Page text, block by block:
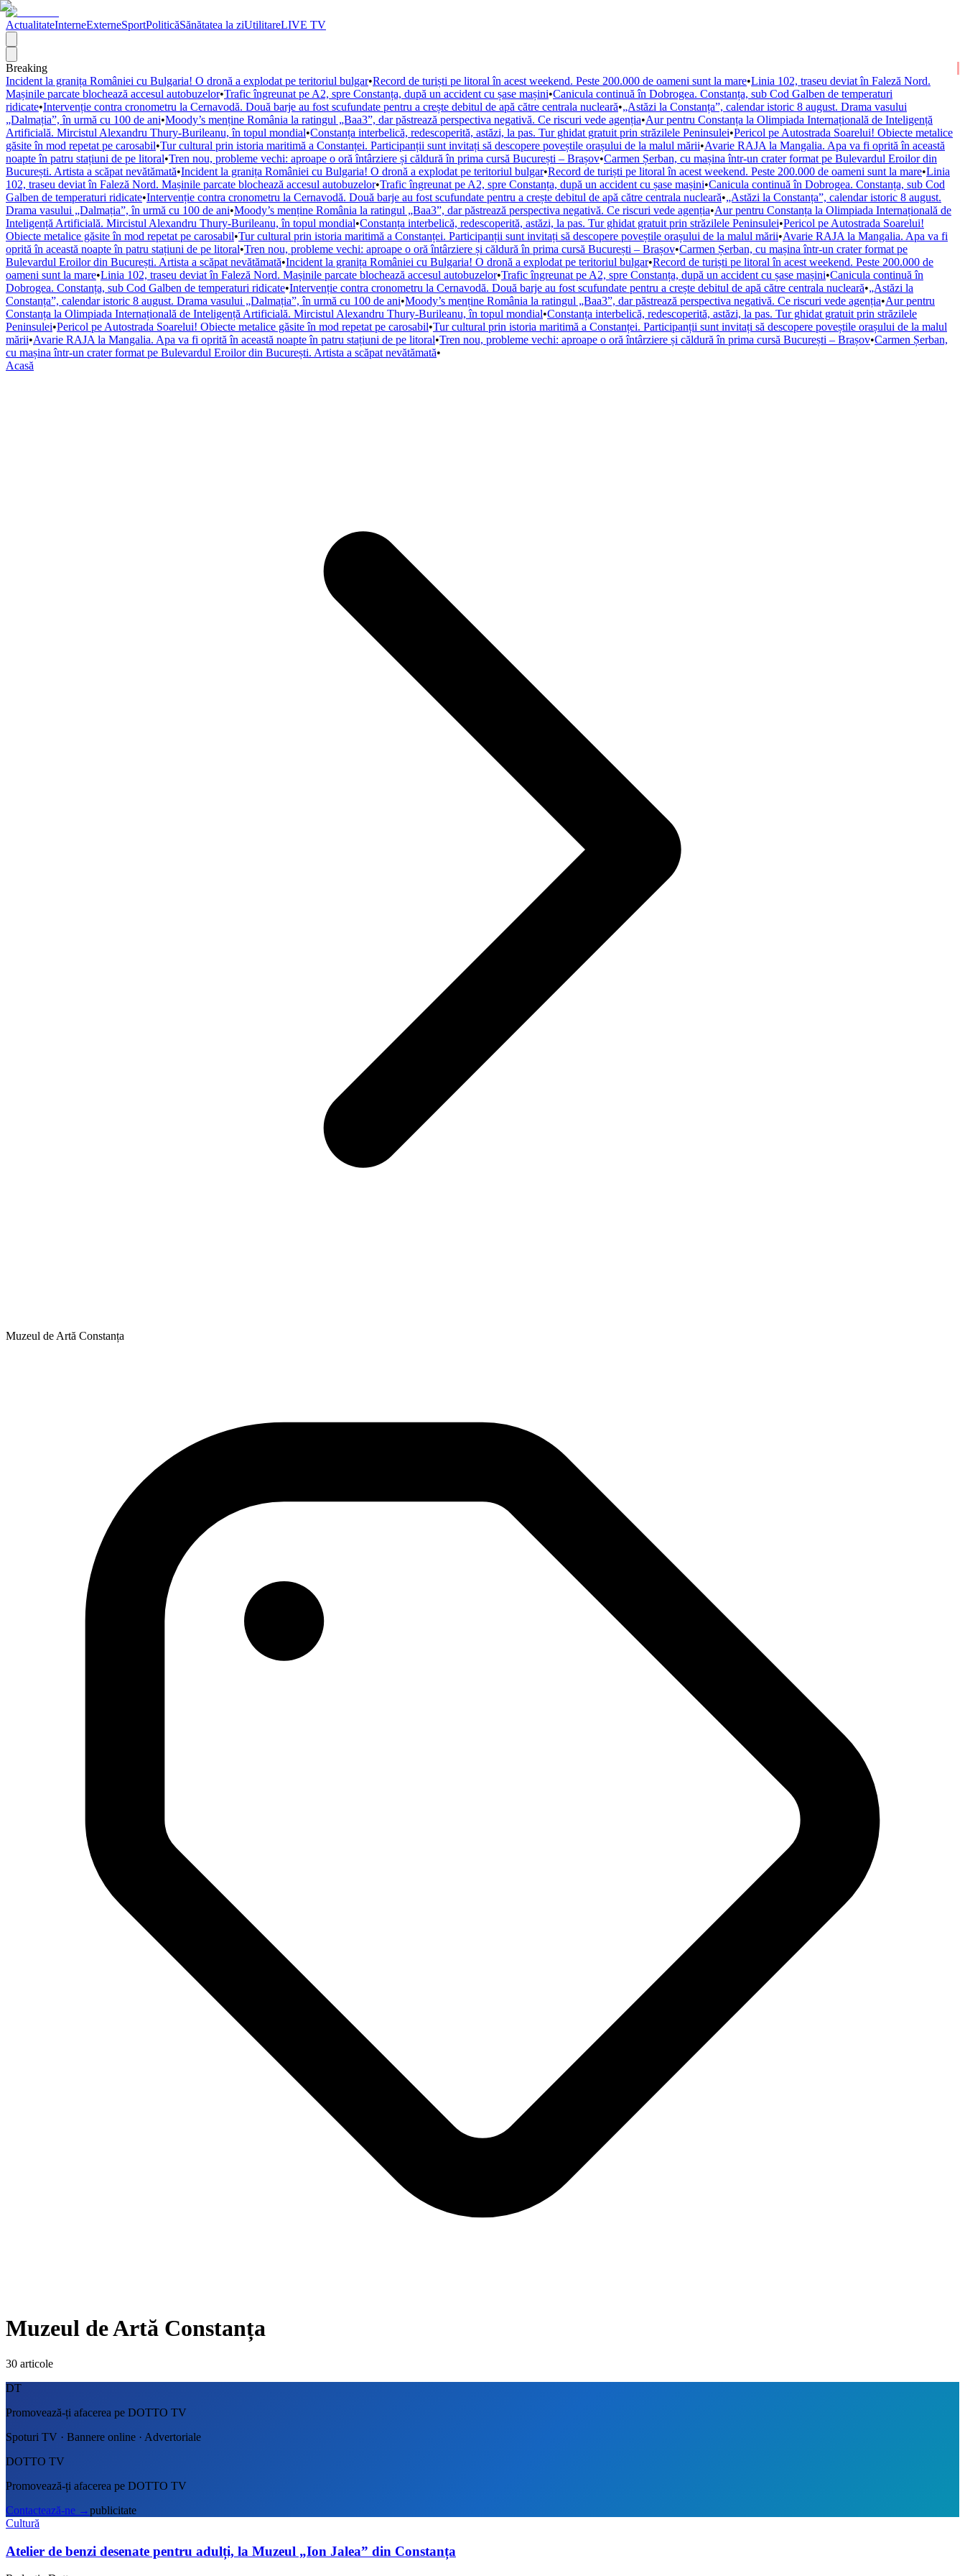
ActualitateInterneExterneSportPoliticăSănătatea la ziUtilitareLIVE TV
Breaking
Incident la granița României cu Bulgaria! O dronă a explodat pe teritoriul bulgar•Record de turiști pe litoral în acest weekend. Peste 200.000 de oameni sunt la mare•Linia 102, traseu deviat în Faleză Nord.
Mașinile parcate blochează accesul autobuzelor•Trafic îngreunat pe A2, spre Constanța, după un accident cu șase mașini•Canicula continuă în Dobrogea. Constanța, sub Cod Galben de temperaturi
ridicate•Intervenție contra cronometru la Cernavodă. Două barje au fost scufundate pentru a crește debitul de apă către centrala nucleară•„Astăzi la Constanța”, calendar istoric 8 august. Drama vasului
„Dalmația”, în urmă cu 100 de ani•Moody’s menține România la ratingul „Baa3”, dar păstrează perspectiva negativă. Ce riscuri vede agenția•Aur pentru Constanța la Olimpiada Internațională de Inteligență
Artificială. Mircistul Alexandru Thury-Burileanu, în topul mondial•Constanța interbelică, redescoperită, astăzi, la pas. Tur ghidat gratuit prin străzilele Peninsulei•Pericol pe Autostrada Soarelui! Obiecte metalice
găsite în mod repetat pe carosabil•Tur cultural prin istoria maritimă a Constanței. Participanții sunt invitați să descopere poveștile orașului de la malul mării•Avarie RAJA la Mangalia. Apa va fi oprită în această
noapte în patru stațiuni de pe litoral•Tren nou, probleme vechi: aproape o oră întârziere și căldură în prima cursă București – Brașov•Carmen Șerban, cu mașina într-un crater format pe Bulevardul Eroilor din
București. Artista a scăpat nevătămată•Incident la granița României cu Bulgaria! O dronă a explodat pe teritoriul bulgar•Record de turiști pe litoral în acest weekend. Peste 200.000 de oameni sunt la mare•Linia
102, traseu deviat în Faleză Nord. Mașinile parcate blochează accesul autobuzelor•Trafic îngreunat pe A2, spre Constanța, după un accident cu șase mașini•Canicula continuă în Dobrogea. Constanța, sub Cod
Galben de temperaturi ridicate•Intervenție contra cronometru la Cernavodă. Două barje au fost scufundate pentru a crește debitul de apă către centrala nucleară•„Astăzi la Constanța”, calendar istoric 8 august.
Drama vasului „Dalmația”, în urmă cu 100 de ani•Moody’s menține România la ratingul „Baa3”, dar păstrează perspectiva negativă. Ce riscuri vede agenția•Aur pentru Constanța la Olimpiada Internațională de
Inteligență Artificială. Mircistul Alexandru Thury-Burileanu, în topul mondial•Constanța interbelică, redescoperită, astăzi, la pas. Tur ghidat gratuit prin străzilele Peninsulei•Pericol pe Autostrada Soarelui!
Obiecte metalice găsite în mod repetat pe carosabil•Tur cultural prin istoria maritimă a Constanței. Participanții sunt invitați să descopere poveștile orașului de la malul mării•Avarie RAJA la Mangalia. Apa va fi
oprită în această noapte în patru stațiuni de pe litoral•Tren nou, probleme vechi: aproape o oră întârziere și căldură în prima cursă București – Brașov•Carmen Șerban, cu mașina într-un crater format pe
Bulevardul Eroilor din București. Artista a scăpat nevătămată•Incident la granița României cu Bulgaria! O dronă a explodat pe teritoriul bulgar•Record de turiști pe litoral în acest weekend. Peste 200.000 de
oameni sunt la mare•Linia 102, traseu deviat în Faleză Nord. Mașinile parcate blochează accesul autobuzelor•Trafic îngreunat pe A2, spre Constanța, după un accident cu șase mașini•Canicula continuă în
Dobrogea. Constanța, sub Cod Galben de temperaturi ridicate•Intervenție contra cronometru la Cernavodă. Două barje au fost scufundate pentru a crește debitul de apă către centrala nucleară•„Astăzi la
Constanța”, calendar istoric 8 august. Drama vasului „Dalmația”, în urmă cu 100 de ani•Moody’s menține România la ratingul „Baa3”, dar păstrează perspectiva negativă. Ce riscuri vede agenția•Aur pentru
Constanța la Olimpiada Internațională de Inteligență Artificială. Mircistul Alexandru Thury-Burileanu, în topul mondial•Constanța interbelică, redescoperită, astăzi, la pas. Tur ghidat gratuit prin străzilele
Peninsulei•Pericol pe Autostrada Soarelui! Obiecte metalice găsite în mod repetat pe carosabil•Tur cultural prin istoria maritimă a Constanței. Participanții sunt invitați să descopere poveștile orașului de la malul
mării•Avarie RAJA la Mangalia. Apa va fi oprită în această noapte în patru stațiuni de pe litoral•Tren nou, probleme vechi: aproape o oră întârziere și căldură în prima cursă București – Brașov•Carmen Șerban,
cu mașina într-un crater format pe Bulevardul Eroilor din București. Artista a scăpat nevătămată•
Acasă
Muzeul de Artă Constanța
Muzeul de Artă Constanța
30 articole
DT
Promovează-ți afacerea pe DOTTO TV
Spoturi TV · Bannere online · Advertoriale
DOTTO TV
Promovează-ți afacerea pe DOTTO TV
Contactează-ne →publicitate
Cultură
Atelier de benzi desenate pentru adulți, la Muzeul „Ion Jalea” din Constanța